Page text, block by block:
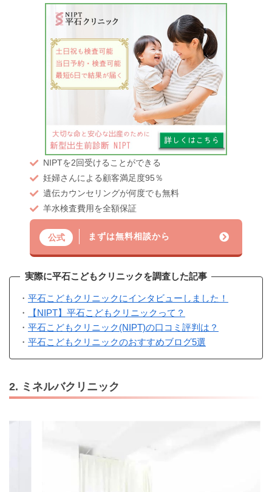
NIPTを2回受けることができる
妊婦さんによる顧客満足度95％
遺伝カウンセリングが何度でも無料
羊水検査費用を全額保証
公式 まずは無料相談から
実際に平石こどもクリニックを調査した記事
・ 平石こどもクリニックにインタビューしました！
・
【NIPT】平石こどもクリニックって？
・ 平石こどもクリニック(NIPT)の口コミ評判は？
・ 平石こどもクリニックのおすすめブログ5選
2. ミネルバクリニック